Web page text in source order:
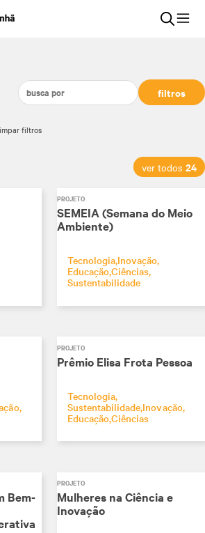
filtros
filtros
ver todos 24
PROJETO
SEMEIA (Semana do Meio
Ambiente)
TecnologiaInovação
EducaçãoCiências
Sustentabilidade
PROJETO
Prêmio Elisa Frota Pessoa
Tecnologia
SustentabilidadeInovação
EducaçãoCiências
Bem-
PROJETO
Mulheres na Ciência e
Inovação